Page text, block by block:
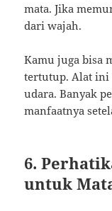
mata. Jika
dari wajah.
Kamu juga bisa
tertutup. Alat ini
udara. Banyak
manfaatnya
6.
untuk